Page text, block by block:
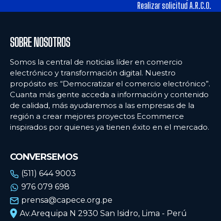
Ecommercenews
PERÚ
ARGENTINA
BOLIVIA
CHILE
ECUADOR
MÉXICO
URUGUAY
VENEZUELA
Ecommercenews
PERÚ
ARGENTINA
BOLIVIA
CHILE
ECUADOR
MÉXICO
URUGUAY
VENEZUELA
Realizar solicitud A.R.C.O.
SOBRE NOSOTROS
Somos la central de noticias líder en comercio
electrónico y transformación digital. Nuestro
propósito es: “Democratizar el comercio electrónico”.
Cuanta más gente acceda a información y contenido
de calidad, más ayudaremos a las empresas de la
región a crear mejores proyectos Ecommerce
inspirados por quienes ya tienen éxito en el mercado.
CONVERSEMOS
(511) 644 9003
976 079 698
prensa@capece.org.pe
Av.Arequipa N 2930 San Isidro, Lima - Perú